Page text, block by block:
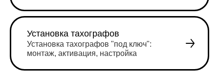
Установка тахографов
Установка тахографов "под ключ":
монтаж, активация, настройка